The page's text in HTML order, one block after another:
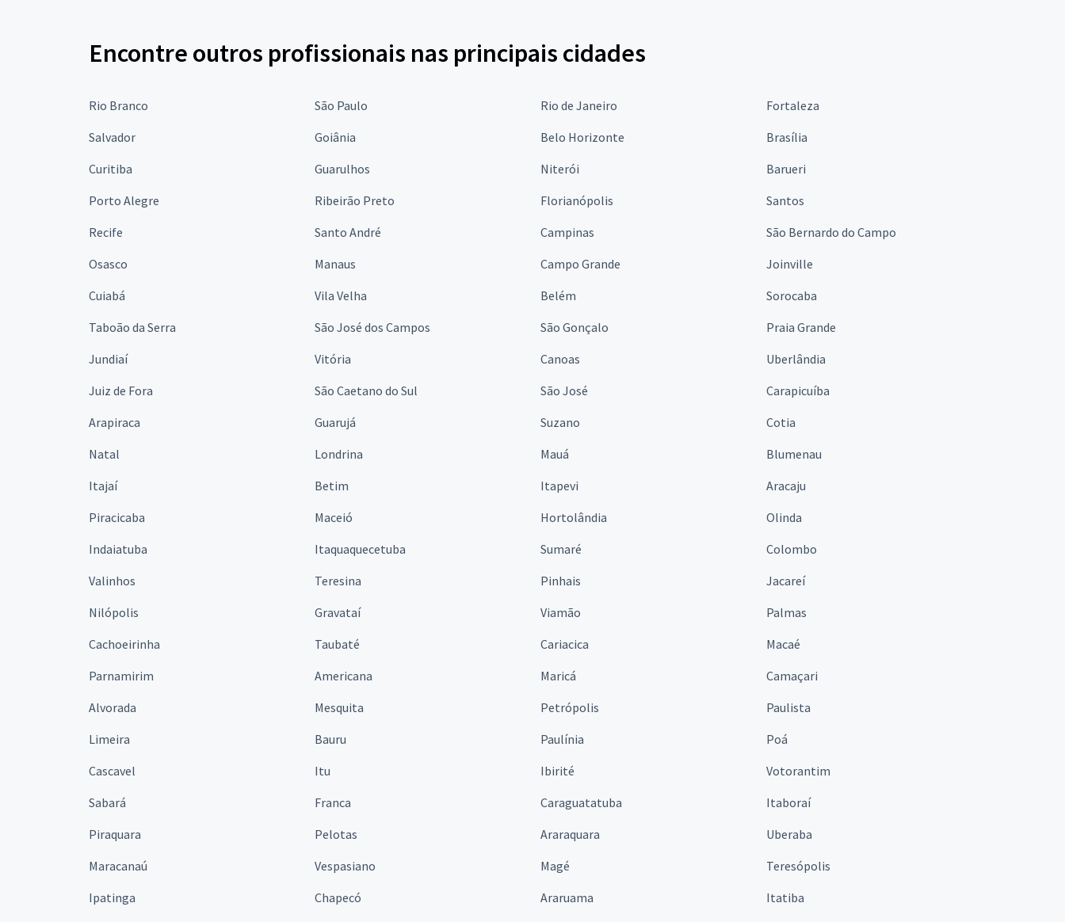
Encontre outros profissionais nas principais cidades
Rio Branco São Paulo Rio de Janeiro
Fortaleza
Salvador
Goiânia Belo Horizonte
Brasília
Curitiba
Guarulhos Niterói
Barueri
Porto Alegre
Ribeirão Preto Florianópolis
Santos
Recife
Santo André Campinas
São Bernardo do Campo
Osasco
Manaus Campo Grande
Joinville
Cuiabá
Vila Velha Belém
Sorocaba
Taboão da Serra
São José dos Campos São Gonçalo
Praia Grande
Jundiaí
Vitória Canoas
Uberlândia
Juiz de Fora
São Caetano do Sul São José
Carapicuíba
Arapiraca
Guarujá Suzano
Cotia
Natal
Londrina Mauá
Blumenau
Itajaí
Betim Itapevi
Aracaju
Piracicaba
Maceió Hortolândia
Olinda
Indaiatuba
Itaquaquecetuba Sumaré
Colombo
Valinhos
Teresina Pinhais
Jacareí
Nilópolis
Gravataí Viamão
Palmas
Cachoeirinha
Taubaté Cariacica
Macaé
Parnamirim
Americana Maricá
Camaçari
Alvorada
Mesquita Petrópolis
Paulista
Limeira
Bauru Paulínia
Poá
Cascavel
Itu Ibirité
Votorantim
Sabará
Franca Caraguatatuba
Itaboraí
Piraquara
Pelotas Araraquara
Uberaba
Maracanaú
Vespasiano Magé
Teresópolis
Ipatinga
Chapecó Araruama
Itatiba